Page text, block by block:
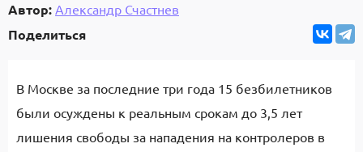
Автор: Александр Счастнев
Поделиться
В Москве за последние три года 15 безбилетников
были осуждены к реальным срокам до 3,5 лет
лишения свободы за нападения на контролеров в